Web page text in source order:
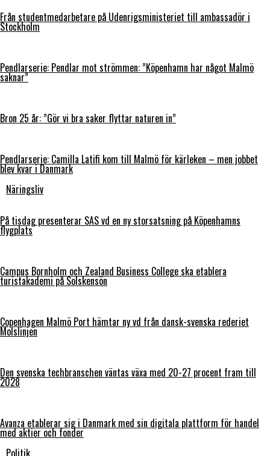
Från studentmedarbetare på Udenrigsministeriet till ambassadör i
Stockholm
Pendlarserie: Pendlar mot strömmen: ”Köpenhamn har något Malmö
saknar”
Bron 25 år: ”Gör vi bra saker flyttar naturen in”
Pendlarserie: Camilla Latifi kom till Malmö för kärleken – men jobbet
blev kvar i Danmark
Näringsliv
På tisdag presenterar SAS vd en ny storsatsning på Köpenhamns
flygplats
Campus Bornholm och Zealand Business College ska etablera
turistakademi på Solskensön
Copenhagen Malmö Port hämtar ny vd från dansk-svenska rederiet
Molslinjen
Den svenska techbranschen väntas växa med 20-27 procent fram till
2028
Avanza etablerar sig i Danmark med sin digitala plattform för handel
med aktier och fonder